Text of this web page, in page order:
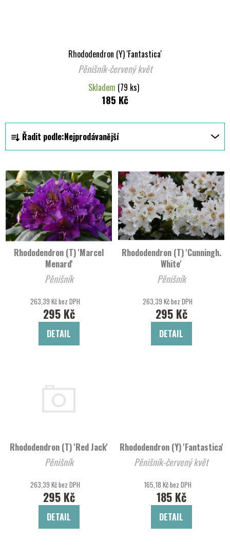
Rhododendron (Y) 'Fantastica'
Pěnišník-červený květ
Skladem (79 ks)
185 Kč
Ř
z
e
n
í
p
r
o
Řadit podle:Nejprodávanější
V
ý
p
i
s
p
r Rhododendron (T) 'Marcel
Menard'
Pěnišník
263,39 Kč bez DPH
295 Kč
DETAIL
Rhododendron (T) 'Cunningh.
White'
Pěnišník
263,39 Kč bez DPH
295 Kč
DETAIL
Rhododendron (T) 'Red Jack'
Pěnišník
263,39 Kč bez DPH
295 Kč
DETAIL
Rhododendron (Y) 'Fantastica'
Pěnišník-červený květ
165,18 Kč bez DPH
185 Kč
DETAIL